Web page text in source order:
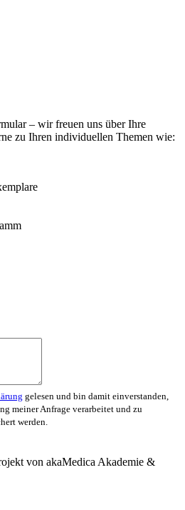
– wir freuen uns über Ihre
zu Ihren individuellen Themen wie:
gelesen und bin damit einverstanden,
meiner Anfrage verarbeitet und zu
werden.
von akaMedica Akademie &